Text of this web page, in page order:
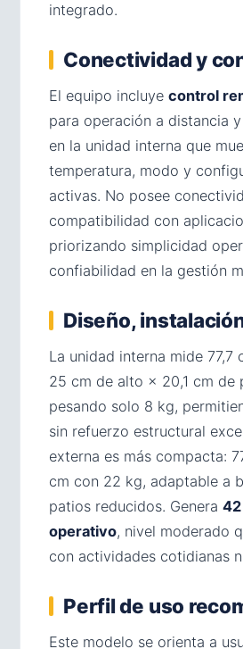
integrado.
Conectividad y
El equipo incluye control
para operación a distancia y
en la unidad interna que
temperatura, modo y
activas. No posee
compatibilidad con
priorizando simplicidad
confiabilidad en la gestión
Diseño,
La unidad interna mide 77,7
25 cm de alto × 20,1 cm de
pesando solo 8 kg,
sin refuerzo estructural
externa es más compacta:
cm con 22 kg, adaptable a
patios reducidos. Genera
operativo, nivel moderado
con actividades cotidianas
Perfil de uso
Este modelo se orienta a